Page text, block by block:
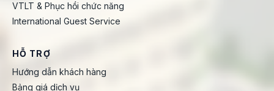
VTLT & Phục hồi chức năng
International Guest Service
HỖ TRỢ
Hướng dẫn khách hàng
Bảng giá dịch vụ